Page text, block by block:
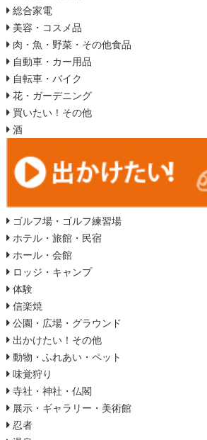
総合家電
美容・コスメ品
肉・魚・野菜・その他食品
自動車・カー用品
自転車・バイク
花・ガーデニング
買いたい！その他
酒
ゴルフ場・ゴルフ練習場
ホテル・旅館・民宿
ホール・会館
ロッジ・キャンプ
体験
信楽焼
公園・広場・グラウンド
出かけたい！その他
動物・ふれあい・ペット
味覚狩り
寺社・神社・仏閣
展示・ギャラリー・美術館
忍者